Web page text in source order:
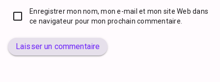
Enregistrer mon nom, mon e-mail et mon site Web dans
ce navigateur pour mon prochain commentaire.
Laisser un commentaire